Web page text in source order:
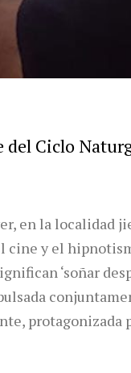
Ciclo
en la localidad
cine y el
‘soñar